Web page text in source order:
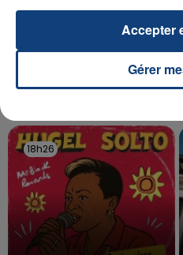
UNE ADOLESCENTE
OPÉRER DE LA
La famille a porté plainte
reconnu sa
excuses.
18h26
18h26
Gérer
Accepter